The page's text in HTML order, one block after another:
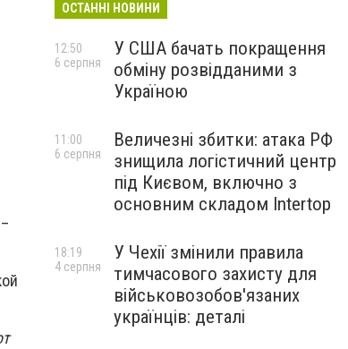
ОСТАННІ НОВИНИ
У США бачать покращення
обміну розвідданими з
Україною
12:50
6 серпня
Величезні збитки: атака РФ
знищила логістичний центр
під Києвом, включно з
основним складом Intertop
11:00
6 серпня
У Чехії змінили правила
тимчасового захисту для
військовозобов'язаних
українців: деталі
18:19
4 серпня